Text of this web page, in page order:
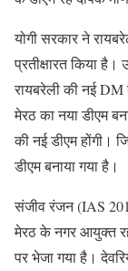
योगी सरकार ने
प्रतीक्षारत किया
रायबरेली की नई
मेरठ का नया डीएम
की नई डीएम होंगी।
डीएम बनाया गया है।
संजीव रंजन (IAS
मेरठ के नगर आयुक्त
पर भेजा गया है।